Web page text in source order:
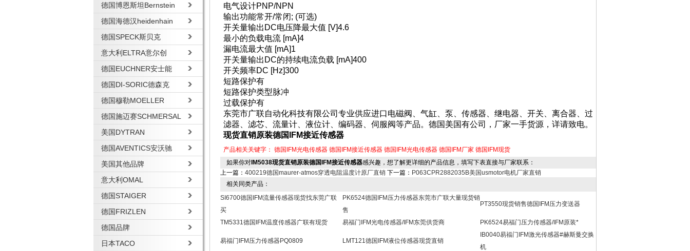
德国博恩斯坦Bernstein
德国海德汉heidenhain
德国SPECK斯贝克
意大利ELTRA意尔创
德国EUCHNER安士能
德国DI-SORIC德森克
德国穆勒MOELLER
德国施迈赛SCHMERSAL
美国DYTRAN
德国AVENTICS安沃驰
美国其他品牌
意大利OMAL
德国STAIGER
德国FRIZLEN
德国品牌
日本TACO
电气设计PNP/NPN
输出功能常开/常闭; (可选)
开关量输出DC电压降最大值 [V]4.6
最小的负载电流 [mA]4
漏电流最大值 [mA]1
开关量输出DC的持续电流负载 [mA]400
开关频率DC [Hz]300
短路保护有
短路保护类型脉冲
过载保护有
东莞市广联自动化科技有限公司专业供应进口电磁阀、气缸、泵、传感器、继电器、开关、离合器、过
滤器、滤芯、流量计、液位计、编码器、伺服阀等产品。德国美国有公司，厂家一手货源，详请致电。
现货直销原装德国IFM接近传感器
产品相关关键字： 德国IFM光电传感器 德国IFM接近传感器 德国IFM光电传感器 德国IFM厂家 德国IFM现货
如果你对 IM5038现货直销原装德国IFM接近传感器感兴趣，想了解更详细的产品信息，填写下表直接与厂家联系：
上一篇： 400219德国maurer-atmos穿透电阻温度计原厂直销 下一篇： P063CPR2882035B美国usmotor电机厂家直销
相关同类产品：
SI6700德国IFM流量传感器现货找东莞广联
买
PK6524德国IFM压力传感器东莞市广联大量现货销
售
PT3550现货销售德国IFM压力变送器
TM5331德国IFM温度传感器广联有现货 易福门IFM光电传感器/IFM东莞供货商 PK6524易福门压力传感器/IFM原装*
易福门IFM压力传感器PQ0809 LMT121德国IFM液位传感器现货直销
IB0040易福门IFM激光传感器#赫斯曼交换
机